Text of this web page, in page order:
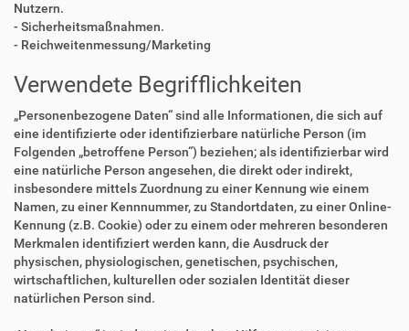
Nutzern.
- Sicherheitsmaßnahmen.
- Reichweitenmessung/Marketing
Verwendete Begrifflichkeiten
„Personenbezogene Daten“ sind alle Informationen, die sich auf
eine identifizierte oder identifizierbare natürliche Person (im
Folgenden „betroffene Person“) beziehen; als identifizierbar wird
eine natürliche Person angesehen, die direkt oder indirekt,
insbesondere mittels Zuordnung zu einer Kennung wie einem
Namen, zu einer Kennnummer, zu Standortdaten, zu einer Online-
Kennung (z.B. Cookie) oder zu einem oder mehreren besonderen
Merkmalen identifiziert werden kann, die Ausdruck der
physischen, physiologischen, genetischen, psychischen,
wirtschaftlichen, kulturellen oder sozialen Identität dieser
natürlichen Person sind.